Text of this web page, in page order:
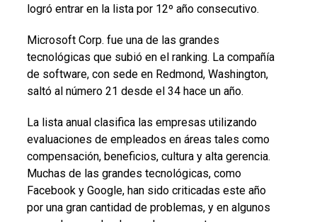
logró entrar en la lista por 12º año consecutivo.
Microsoft Corp. fue una de las grandes
tecnológicas que subió en el ranking. La compañía
de software, con sede en Redmond, Washington,
saltó al número 21 desde el 34 hace un año.
La lista anual clasifica las empresas utilizando
evaluaciones de empleados en áreas tales como
compensación, beneficios, cultura y alta gerencia.
Muchas de las grandes tecnológicas, como
Facebook y Google, han sido criticadas este año
por una gran cantidad de problemas, y en algunos